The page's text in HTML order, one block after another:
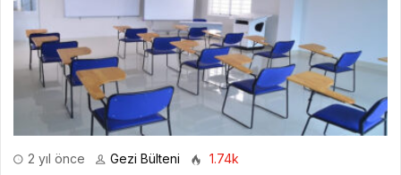
2 yıl önce Gezi Bülteni 1.74k